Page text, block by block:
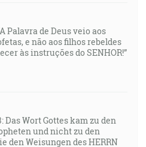
Palavra de Deus veio aos
e não aos filhos rebeldes
às instruções do SENHOR!”
Das Wort Gottes kam zu den
und nicht zu den
den Weisungen des HERRN